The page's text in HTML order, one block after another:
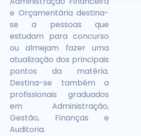
e Orçamentária destina-
se a pessoas que
estudam para concurso
ou almejam fazer uma
atualização dos principais
pontos da matéria.
Destina-se também a
profissionais graduados
em Administração,
Gestão, Finanças e
Auditoria.